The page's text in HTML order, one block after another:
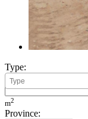
Type:
Minimum Build Area:
m2
Province: